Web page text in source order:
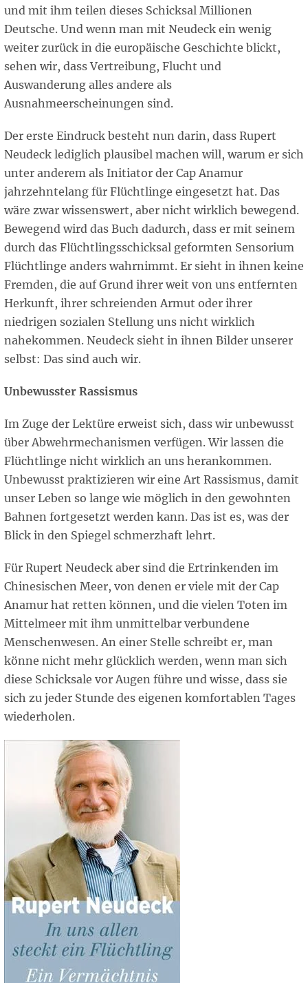
und mit ihm teilen dieses Schicksal Millionen
Deutsche. Und wenn man mit Neudeck ein wenig
weiter zurück in die europäische Geschichte blickt,
sehen wir, dass Vertreibung, Flucht und
Auswanderung alles andere als
Ausnahmeerscheinungen sind.
Der erste Eindruck besteht nun darin, dass Rupert
Neudeck lediglich plausibel machen will, warum er sich
unter anderem als Initiator der Cap Anamur
jahrzehntelang für Flüchtlinge eingesetzt hat. Das
wäre zwar wissenswert, aber nicht wirklich bewegend.
Bewegend wird das Buch dadurch, dass er mit seinem
durch das Flüchtlingsschicksal geformten Sensorium
Flüchtlinge anders wahrnimmt. Er sieht in ihnen keine
Fremden, die auf Grund ihrer weit von uns entfernten
Herkunft, ihrer schreienden Armut oder ihrer
niedrigen sozialen Stellung uns nicht wirklich
nahekommen. Neudeck sieht in ihnen Bilder unserer
selbst: Das sind auch wir.
Unbewusster Rassismus
Im Zuge der Lektüre erweist sich, dass wir unbewusst
über Abwehrmechanismen verfügen. Wir lassen die
Flüchtlinge nicht wirklich an uns herankommen.
Unbewusst praktizieren wir eine Art Rassismus, damit
unser Leben so lange wie möglich in den gewohnten
Bahnen fortgesetzt werden kann. Das ist es, was der
Blick in den Spiegel schmerzhaft lehrt.
Für Rupert Neudeck aber sind die Ertrinkenden im
Chinesischen Meer, von denen er viele mit der Cap
Anamur hat retten können, und die vielen Toten im
Mittelmeer mit ihm unmittelbar verbundene
Menschenwesen. An einer Stelle schreibt er, man
könne nicht mehr glücklich werden, wenn man sich
diese Schicksale vor Augen führe und wisse, dass sie
sich zu jeder Stunde des eigenen komfortablen Tages
wiederholen.